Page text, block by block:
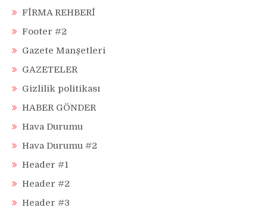
FİRMA REHBERİ
Footer #2
Gazete Manşetleri
GAZETELER
Gizlilik politikası
HABER GÖNDER
Hava Durumu
Hava Durumu #2
Header #1
Header #2
Header #3